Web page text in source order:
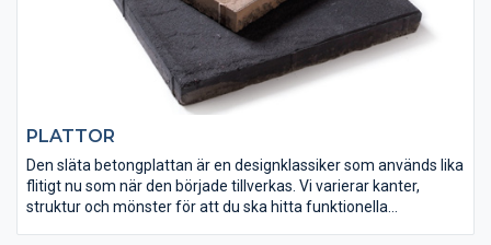
PLATTOR
Den släta betongplattan är en designklassiker som används lika
flitigt nu som när den började tillverkas. Vi varierar kanter,
struktur och mönster för att du ska hitta funktionella